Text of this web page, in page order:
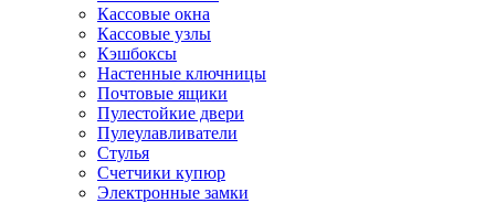
Кассовые окна
Кассовые узлы
Кэшбоксы
Настенные ключницы
Почтовые ящики
Пулестойкие двери
Пулеулавливатели
Стулья
Счетчики купюр
Электронные замки